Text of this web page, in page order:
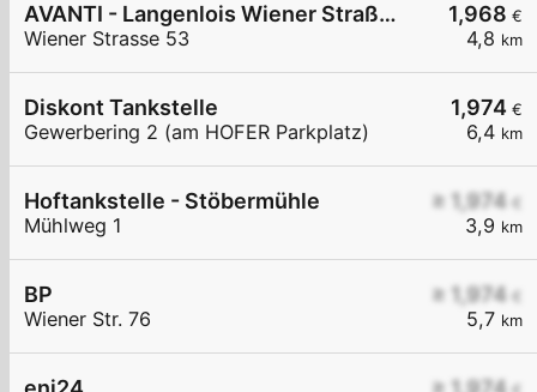
1,968 €
4,8 km
AVANTI - Langenlois Wiener Straße 53
Wiener Strasse 53
1,974 €
6,4 km
Diskont Tankstelle
Gewerbering 2 (am HOFER Parkplatz)
≥ 1,974 €
3,9 km
Hoftankstelle - Stöbermühle
Mühlweg 1
≥ 1,974 €
5,7 km
BP
Wiener Str. 76